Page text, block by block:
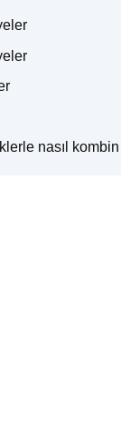
nasıl kombin